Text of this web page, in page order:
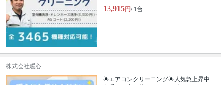
13,915円/ 1台
株式会社暖心
🌟エアコンクリーニング🌟人気急上昇中